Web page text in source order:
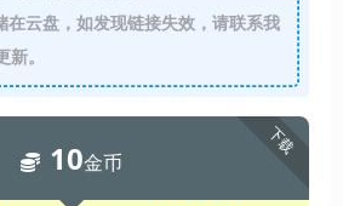
云盘，如发现链接失效，请联系我
。
下载
10金币